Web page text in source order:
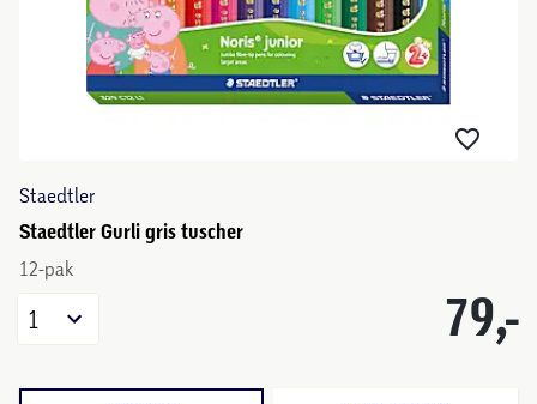
Staedtler
Staedtler Gurli gris tuscher
12-pak
79,-
1